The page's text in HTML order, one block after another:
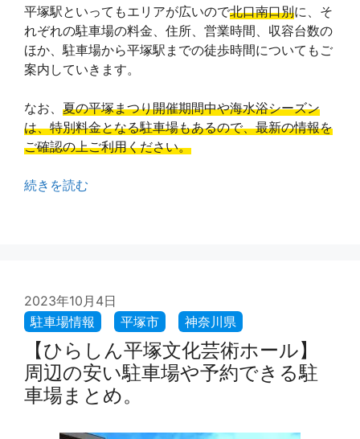
平塚駅といってもエリアが広いので北口南口別に、そ
れぞれの駐車場の料金、住所、営業時間、収容台数の
ほか、駐車場から平塚駅までの徒歩時間についてもご
案内していきます。
なお、 夏の平塚まつり開催期間中や海水浴シーズン
は、特別料金となる駐車場もあるので、最新の情報を
ご確認の上ご利用ください。
続きを読む
2023年10月4日
【ひらしん平塚文化芸術ホール】
周辺の安い駐車場や予約できる駐
車場まとめ。